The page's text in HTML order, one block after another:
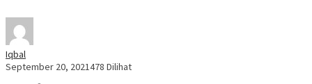
Iqbal
September 20, 2021478 Dilihat